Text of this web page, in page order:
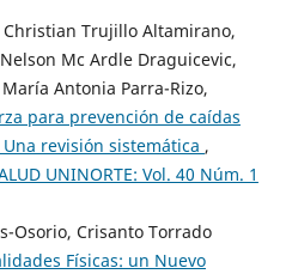
Trujillo Altamirano,
Mc Ardle Draguicevic,
Antonia Parra-Rizo,
para prevención de caídas
revisión sistemática ,
UNINORTE: Vol. 40 Núm. 1
Osorio, Crisanto Torrado
Físicas: un Nuevo